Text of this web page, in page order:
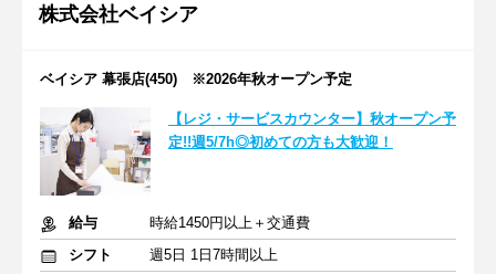
株式会社ベイシア
ベイシア 幕張店(450) ※2026年秋オープン予定
【レジ・サービスカウンター】秋オープン予
定!!週5/7h◎初めての方も大歓迎！
給与
時給1450円以上＋交通費
シフト
週5日 1日7時間以上